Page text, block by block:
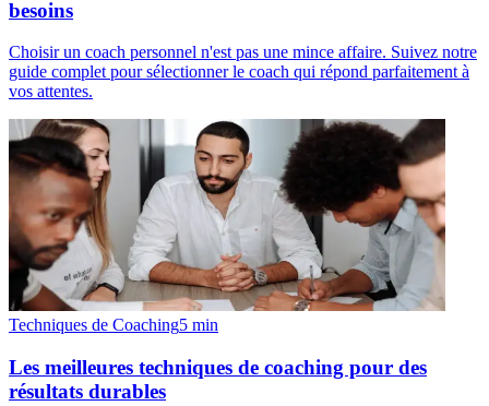
besoins
Choisir un coach personnel n'est pas une mince affaire. Suivez notre
guide complet pour sélectionner le coach qui répond parfaitement à
vos attentes.
Techniques de Coaching5 min
Les meilleures techniques de coaching pour des
résultats durables